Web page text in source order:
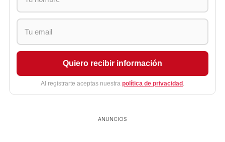
Quiero recibir información
Al registrarte aceptas nuestra política de privacidad .
ANUNCIOS